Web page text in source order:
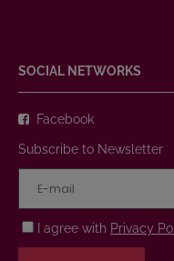
SOCIAL NETWORKS
Facebook
Subscribe to Newsletter
I agree with Privacy